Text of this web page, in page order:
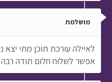
מושלמת
לאיילה עורכת תוכן מתי יצא
אפשר לשלוח חלום תודה רבה